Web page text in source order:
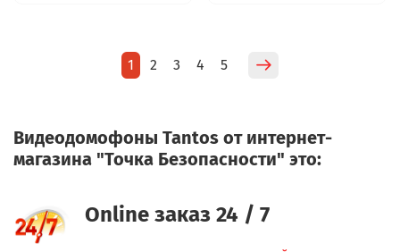
1 2 3 4 5
Видеодомофоны Tantos от интернет-
магазина "Точка Безопасности" это:
Online заказ 24 / 7